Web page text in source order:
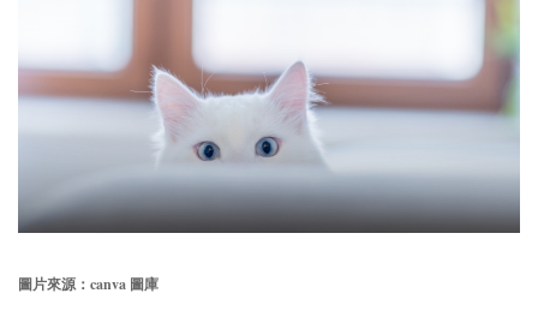
圖片來源： canva 圖庫